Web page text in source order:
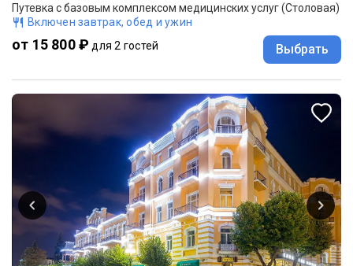
Путевка с базовым комплексом медицинских услуг (Столовая)
Включен завтрак, обед и ужин
от 15 800 ₽ для 2 гостей Выбрать